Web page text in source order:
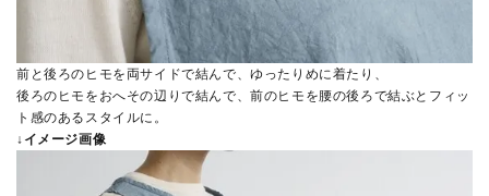
前と後ろのヒモを両サイドで結んで、ゆったりめに着たり、
後ろのヒモをおへその辺りで結んで、前のヒモを腰の後ろで結ぶとフィッ
ト感のあるスタイルに。
↓イメージ画像